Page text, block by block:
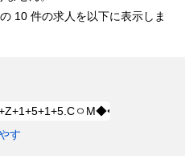
10 件の求人を以下に表示しま
す